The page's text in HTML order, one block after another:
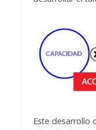
Este desarrollo